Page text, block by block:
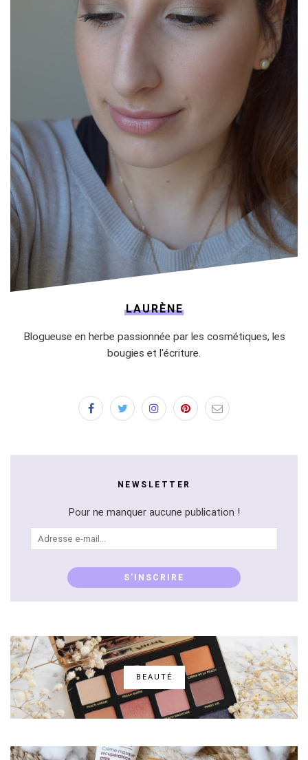
LAURÈNE
Blogueuse en herbe passionnée par les cosmétiques, les
bougies et l'écriture.
NEWSLETTER
Pour ne manquer aucune publication !
Adresse
e-
S'INSCRIRE
BEAUTÉ